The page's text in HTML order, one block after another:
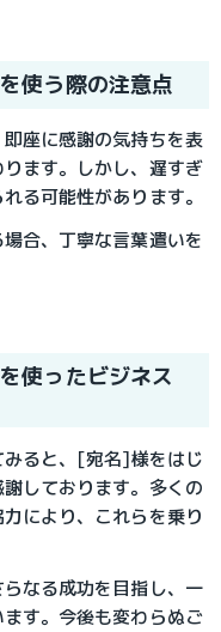
使う際の注意点
座に感謝の気持ちを表
ます。しかし、遅すぎ
る可能性があります。
合、丁寧な言葉遣いを
使ったビジネス
みると、[宛名]様をはじ
しております。多くの
により、これらを乗り
なる成功を目指し、一
す。今後も変わらぬご